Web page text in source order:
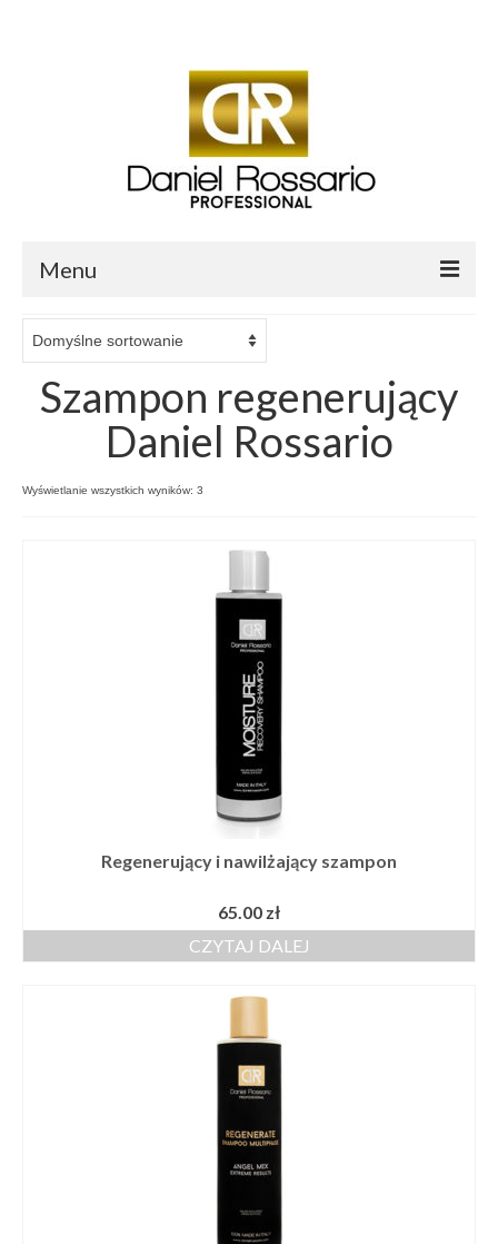
Menu
O mnie
Aktualności i Blog
Szampon regenerujący
Daniel Rossario
Wyświetlanie wszystkich wyników: 3
Regenerujący i nawilżający szampon
65.00 zł
CZYTAJ DALEJ